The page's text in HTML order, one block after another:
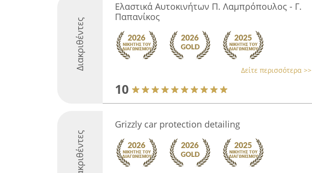
Διακριθέντες
Ελαστικά Αυτοκινήτων Π. Λαμπρόπουλος - Γ.
Παπανίκος
Δείτε περισσότερα >>
10
Διακριθέντες
Grizzly car protection detailing